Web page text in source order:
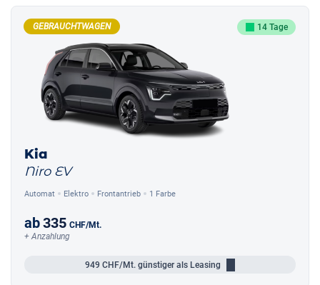
GEBRAUCHTWAGEN 14 Tage
Kia
Niro EV
Automat Elektro Frontantrieb 1 Farbe
ab335 CHF/Mt.
+ Anzahlung
949 CHF/Mt. günstiger als Leasing